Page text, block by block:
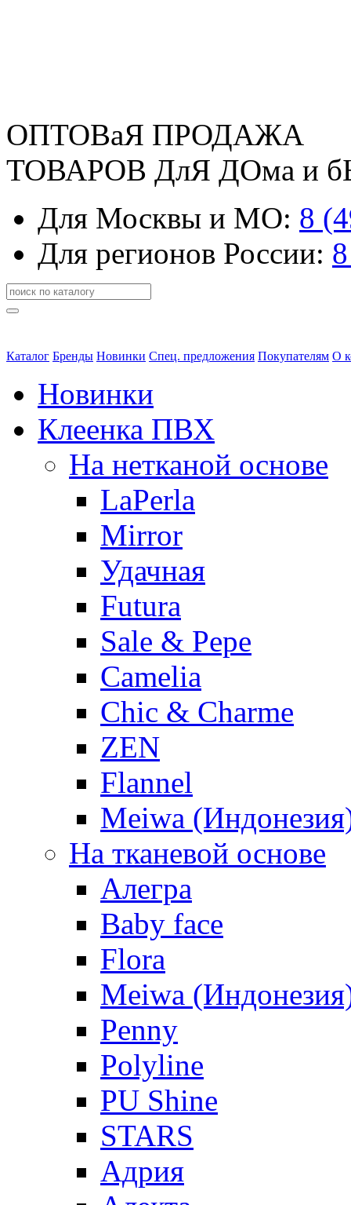
ОПТОВаЯ ПРОДАЖА
ТОВАРОВ ДлЯ ДОма и
Для Москвы и МО: 8
Для регионов России:
Каталог Бренды Новинки Спец. предложения Покупателям О
Новинки
Клеенка ПВХ
На нетканой основе
LaPerla
Mirror
Удачная
Futura
Sale & Pepe
Camelia
Chic & Charme
ZEN
Flannel
Meiwa
На тканевой основе
Алегра
Baby face
Flora
Meiwa
Penny
Polyline
PU Shine
STARS
Адрия